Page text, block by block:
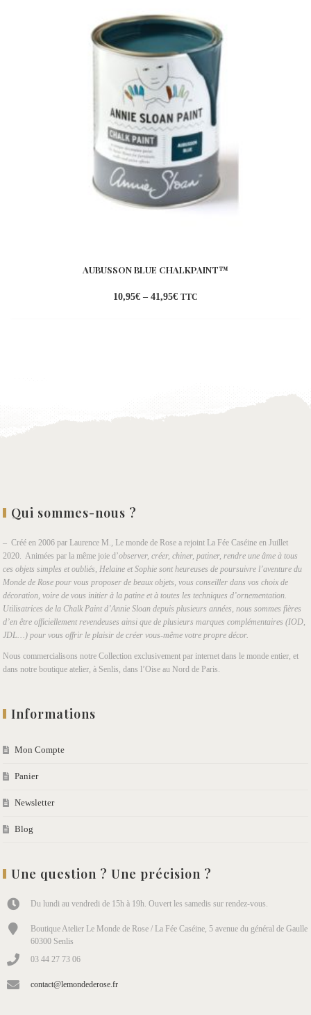
AUBUSSON BLUE CHALKPAINT™
10,95€ – 41,95€ TTC
Qui sommes-nous ?
– Créé en 2006 par Laurence M., Le monde de Rose a rejoint La Fée Caséine en Juillet
2020. Animées par la même joie d’observer, créer, chiner, patiner, rendre une âme à tous
ces objets simples et oubliés, Helaine et Sophie sont heureuses de poursuivre l’aventure du
Monde de Rose pour vous proposer de beaux objets, vous conseiller dans vos choix de
décoration, voire de vous initier à la patine et à toutes les techniques d’ornementation.
Utilisatrices de la Chalk Paint d’Annie Sloan depuis plusieurs années, nous sommes fières
d’en être officiellement revendeuses ainsi que de plusieurs marques complémentaires (IOD,
JDL…) pour vous offrir le plaisir de créer vous-même votre propre décor.
Nous commercialisons notre Collection exclusivement par internet dans le monde entier, et
dans notre boutique atelier, à Senlis, dans l’Oise au Nord de Paris.
Informations
Mon Compte
Panier
Newsletter
Blog
Une question ? Une précision ?
Du lundi au vendredi de 15h à 19h. Ouvert les samedis sur rendez-vous.
Boutique Atelier Le Monde de Rose / La Fée Caséine, 5 avenue du général de Gaulle
60300 Senlis
03 44 27 73 06
contact@lemondederose.fr